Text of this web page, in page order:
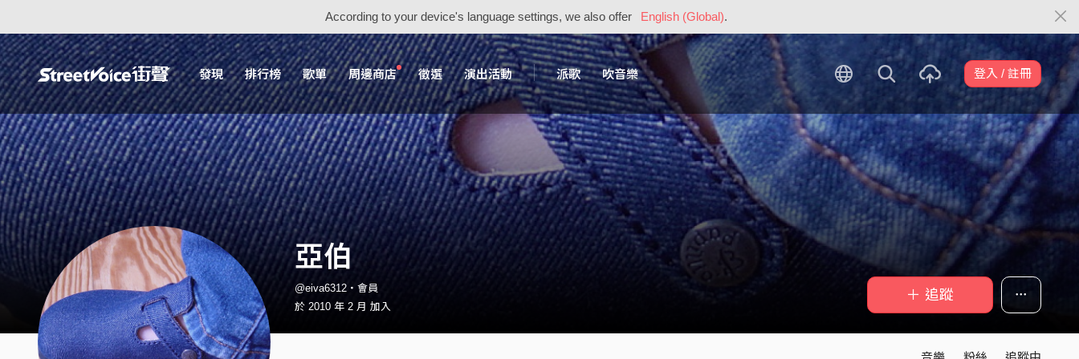
According to your device's language settings, we also offer English (Global).
發現 排行榜 歌單 周邊商店 徵選 演出活動 派歌 吹音樂 登入 / 註冊
亞伯
@eiva6312・會員
於 2010 年 2 月 加入
＋ 追蹤